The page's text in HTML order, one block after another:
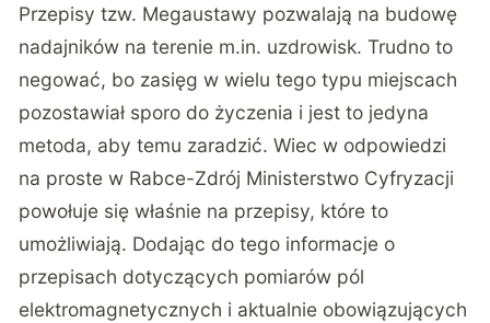
Przepisy tzw. Megaustawy pozwalają na budowę
nadajników na terenie m.in. uzdrowisk. Trudno to
negować, bo zasięg w wielu tego typu miejscach
pozostawiał sporo do życzenia i jest to jedyna
metoda, aby temu zaradzić. Wiec w odpowiedzi
na proste w Rabce-Zdrój Ministerstwo Cyfryzacji
powołuje się właśnie na przepisy, które to
umożliwiają. Dodając do tego informacje o
przepisach dotyczących pomiarów pól
elektromagnetycznych i aktualnie obowiązujących